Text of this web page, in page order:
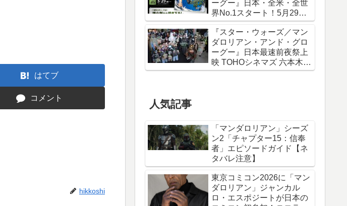
はてブ
コメント
hikkoshi
ーグー』日本・全米・全世
界No.1スタート！5月29日
から諫山創描き下ろしポス
ター＆IMAXポスターが特典
に
『スター・ウォーズ／マン
ダロリアン・アンド・グロ
ーグー』日本最速前夜祭上
映 TOHOシネマズ 六本木ヒ
ルズ リポート！
人気記事
「マンダロリアン」シーズ
ン2「チャプター15：信奉
者」エピソードガイド【ネ
タバレ注意】
東京コミコン2026に「マン
ダロリアン」ジャンカル
ロ・エスポジートが日本の